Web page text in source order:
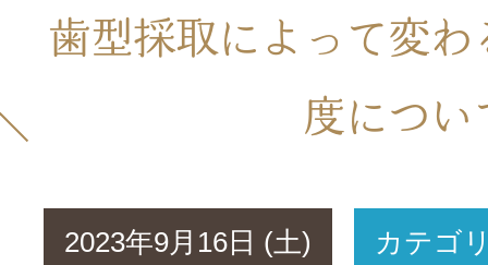
院長・スタッフ紹
Q&A・おしらせ
歯型採取によって変
度につい
2023年9月16日 (土) カテゴ